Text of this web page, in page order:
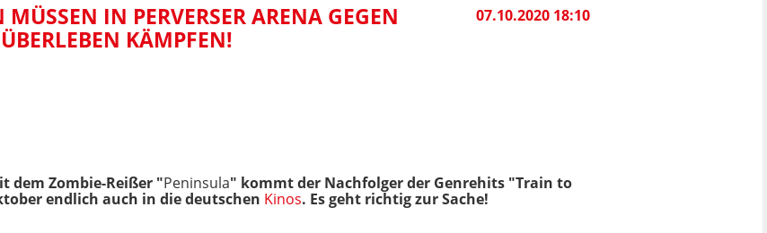
07.10.2020 18:10
IN PERVERSER ARENA GEGEN
KÄMPFEN!
dem Zombie-Reißer "Peninsula" kommt der Nachfolger der Genrehits "Train to
endlich auch in die deutschen Kinos. Es geht richtig zur Sache!